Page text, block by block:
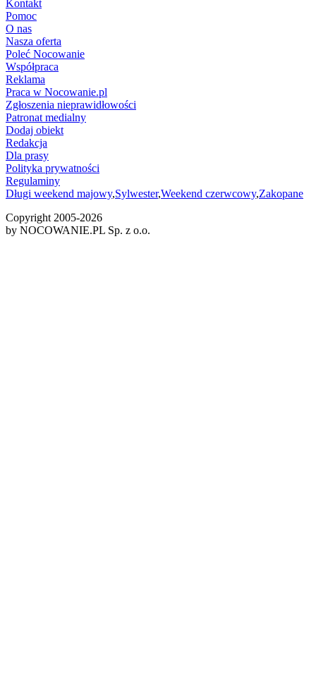
Kontakt
Pomoc
O nas
Nasza oferta
Poleć Nocowanie
Współpraca
Reklama
Praca w Nocowanie.pl
Zgłoszenia nieprawidłowości
Patronat medialny
Dodaj obiekt
Redakcja
Dla prasy
Polityka prywatności
Regulaminy
Długi weekend majowy,Sylwester,Weekend czerwcowy,Zakopane
Copyright 2005-2026
by NOCOWANIE.PL Sp. z o.o.